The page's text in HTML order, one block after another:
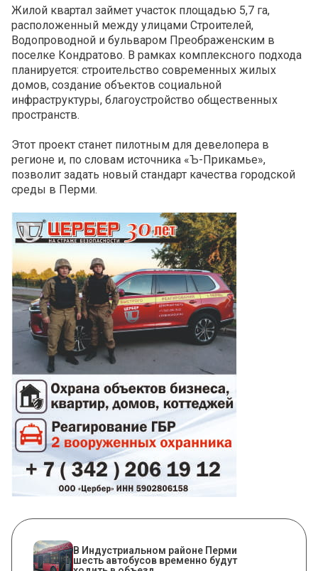
Жилой квартал займет участок площадью 5,7 га,
расположенный между улицами Строителей,
Водопроводной и бульваром Преображенским в
поселке Кондратово. В рамках комплексного подхода
планируется: строительство современных жилых
домов, создание объектов социальной
инфраструктуры, благоустройство общественных
пространств.
Этот проект станет пилотным для девелопера в
регионе и, по словам источника «Ъ-Прикамье»,
позволит задать новый стандарт качества городской
среды в Перми.
В Индустриальном районе Перми
шесть автобусов временно будут